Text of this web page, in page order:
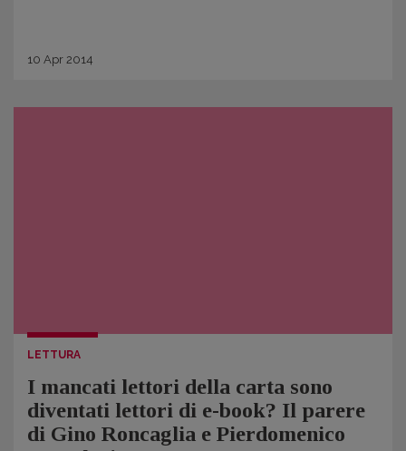
10 Apr 2014
LETTURA
I mancati lettori della carta sono
diventati lettori di e-book? Il parere
di Gino Roncaglia e Pierdomenico